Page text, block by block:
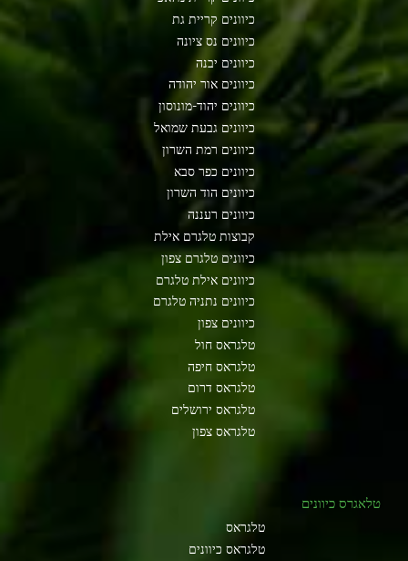
כיוונים קריית גת
כיוונים נס ציונה
כיוונים יבנה
כיוונים אור יהודה
כיוונים יהוד-מונוסון
כיוונים גבעת שמואל
כיוונים רמת השרון
כיוונים כפר סבא
כיוונים הוד השרון
כיוונים רעננה
קבוצות טלגרם אילת
כיוונים טלגרם צפון
כיוונים אילת טלגרם
כיוונים נתניה טלגרם
כיוונים צפון
טלגראס חול
טלגראס חיפה
טלגראס דרום
טלגראס ירושלים
טלגראס צפון
טלאגרס כיוונים
טלגראס
טלגראס כיוונים